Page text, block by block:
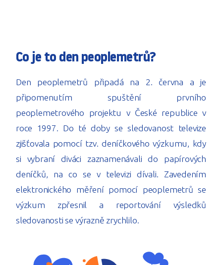
Co je to den peoplemetrů?
Den peoplemetrů připadá na 2. června a je
připomenutím spuštění prvního
peoplemetrového projektu v České republice v
roce 1997. Do té doby se sledovanost televize
zjišťovala pomocí tzv. deníčkového výzkumu, kdy
si vybraní diváci zaznamenávali do papírových
deníčků, na co se v televizi dívali. Zavedením
elektronického měření pomocí peoplemetrů se
výzkum zpřesnil a reportování výsledků
sledovanosti se výrazně zrychlilo.